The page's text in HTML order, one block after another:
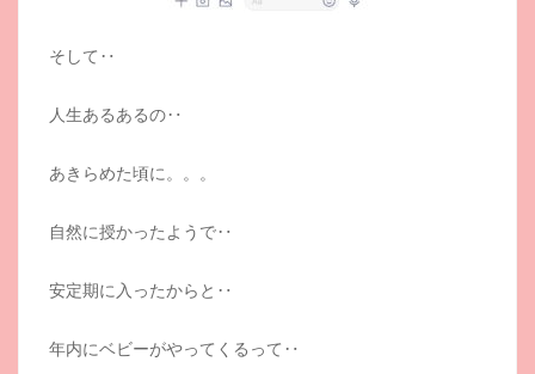
そして‥
人生あるあるの‥
あきらめた頃に。。。
自然に授かったようで‥
安定期に入ったからと‥
年内にベビーがやってくるって‥